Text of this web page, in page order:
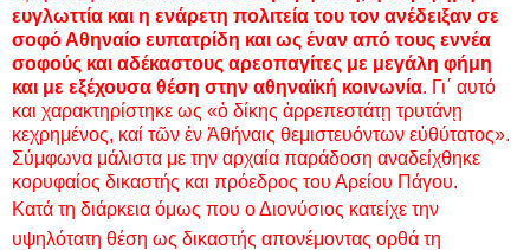
ευγλωττία και η ενάρετη πολιτεία του τον ανέδειξαν σε
σοφό Αθηναίο ευπατρίδη και ως έναν από τους εννέα
σοφούς και αδέκαστους αρεοπαγίτες με μεγάλη φήμη
και με εξέχουσα θέση στην αθηναϊκή κοινωνία. Γι΄ αυτό
και χαρακτηρίστηκε ως «ὁ δίκης ἀρρεπεστάτῃ τρυτάνῃ
κεχρημένος, καί τῶν ἐν Ἀθήναις θεμιστευόντων εὐθύτατος».
Σύμφωνα μάλιστα με την αρχαία παράδοση αναδείχθηκε
κορυφαίος δικαστής και πρόεδρος του Αρείου Πάγου.
Κατά τη διάρκεια όμως που ο Διονύσιος κατείχε την
υψηλότατη θέση ως δικαστής απονέμοντας ορθά τη